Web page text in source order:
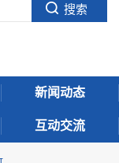
新闻动态
互动交流